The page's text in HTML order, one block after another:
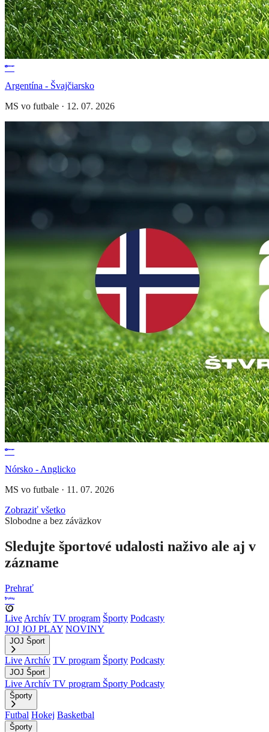
Argentína - Švajčiarsko
MS vo futbale · 12. 07. 2026
Nórsko - Anglicko
MS vo futbale · 11. 07. 2026
Zobraziť všetko
Slobodne a bez záväzkov
Sledujte športové udalosti naživo ale aj v
zázname
Prehrať
Live Archív TV program Športy Podcasty
JOJ JOJ PLAY NOVINY
JOJ Šport
Live Archív TV program Športy Podcasty
JOJ Šport
Live Archív TV program Športy Podcasty
Športy
Futbal Hokej Basketbal
Športy